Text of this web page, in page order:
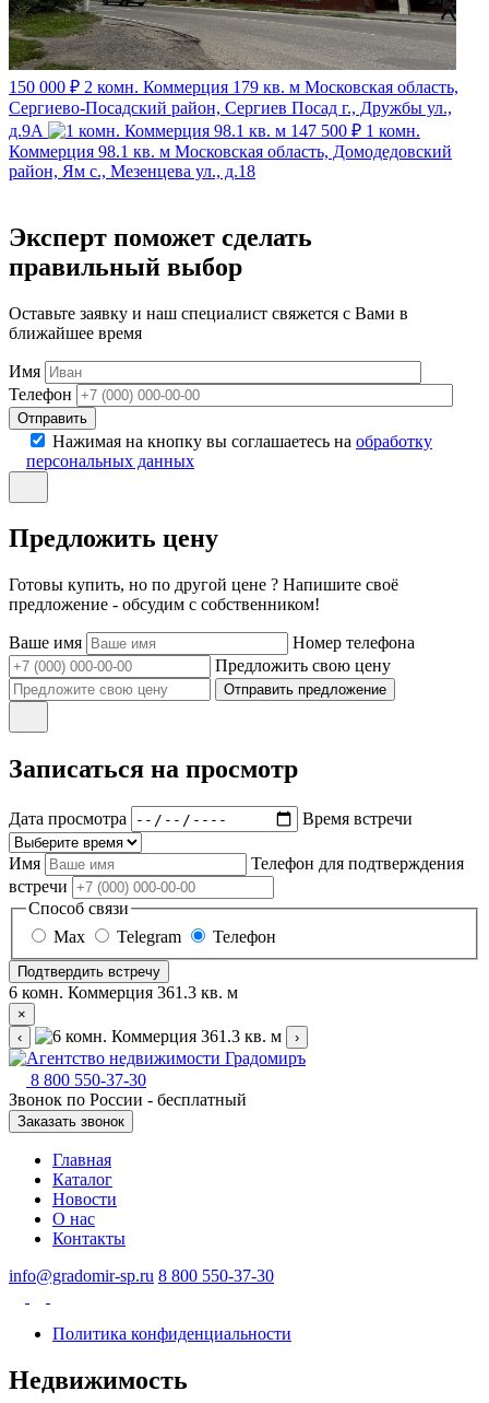
150 000 ₽ 2 комн. Коммерция 179 кв. м Московская область,
Сергиево-Посадский район, Сергиев Посад г., Дружбы ул.,
д.9А
147 500 ₽ 1 комн.
Коммерция 98.1 кв. м Московская область, Домодедовский
район, Ям с., Мезенцева ул., д.18
Эксперт поможет сделать
правильный выбор
Оставьте заявку и наш специалист свяжется с Вами в
ближайшее время
Имя
Телефон
Отправить
Нажимая на кнопку вы соглашаетесь на обработку
персональных данных
Предложить цену
Готовы купить, но по другой цене ? Напишите своё
предложение - обсудим с собственником!
Ваше имя
Номер телефона
Предложить свою цену
Отправить предложение
Записаться на просмотр
Дата просмотра Время встречи
Имя
Телефон для подтверждения
встречи
Способ связи
Max
Telegram Телефон
Подтвердить встречу
6 комн. Коммерция 361.3 кв. м
×
‹
›
8 800 550-37-30
Звонок по России - бесплатный
Заказать звонок
Главная
Каталог
Новости
О нас
Контакты
info@gradomir-sp.ru 8 800 550-37-30
Политика конфиденциальности
Недвижимость